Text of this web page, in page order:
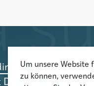
Leben»: Im
Conrad-
Um unsere Website
zu können,